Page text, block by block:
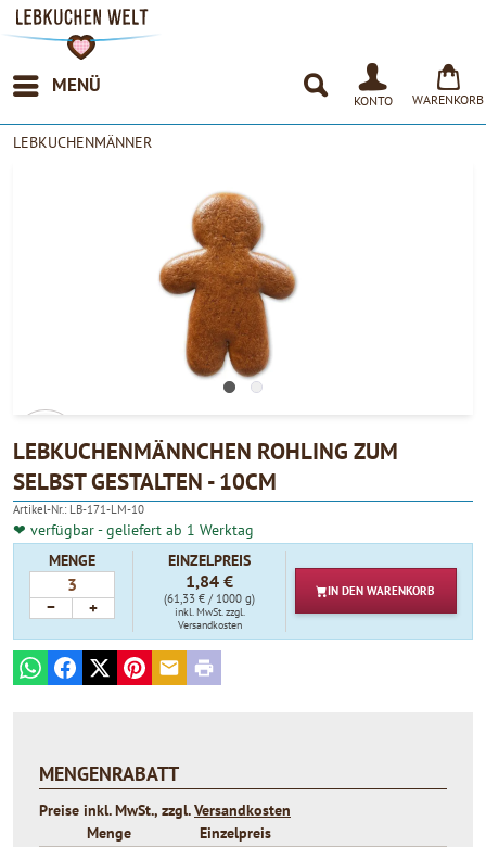
MENÜ
KONTO WARENKORB
LEBKUCHENMÄNNER
4.90
LEBKUCHENMÄNNCHEN ROHLING ZUM
SELBST GESTALTEN - 10CM
Artikel-Nr.: LB-171-LM-10
❤ verfügbar - geliefert ab 1 Werktag
MENGE
− +
EINZELPREIS
1,84 €
(61,33 € / 1000 g)
inkl. MwSt.zzgl.
Versandkosten
IN DEN WARENKORB
WhatsAppFacebook
X PinterestE-mailPrint
MENGENRABATT
Preise inkl. MwSt., zzgl.Versandkosten
Menge
Einzelpreis